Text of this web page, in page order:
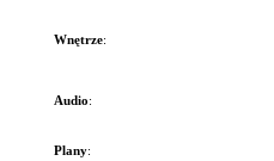
Wnętrze:
Audio:
Plany: